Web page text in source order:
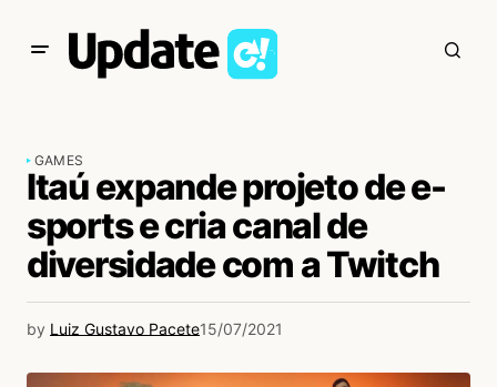
GAMES
Itaú expande projeto de e-
sports e cria canal de
diversidade com a Twitch
by Luiz Gustavo Pacete15/07/2021